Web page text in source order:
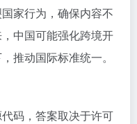
家行为，确保内容不
中国可能强化跨境开
推动国际标准统一。
码，答案取决于许可